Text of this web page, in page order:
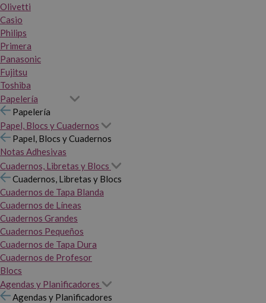
Olivetti
Casio
Philips
Primera
Panasonic
Fujitsu
Toshiba
Papelería
Papelería
Papel, Blocs y Cuadernos
Papel, Blocs y Cuadernos
Notas Adhesivas
Cuadernos, Libretas y Blocs
Cuadernos, Libretas y Blocs
Cuadernos de Tapa Blanda
Cuadernos de Líneas
Cuadernos Grandes
Cuadernos Pequeños
Cuadernos de Tapa Dura
Cuadernos de Profesor
Blocs
Agendas y Planificadores
Agendas y Planificadores